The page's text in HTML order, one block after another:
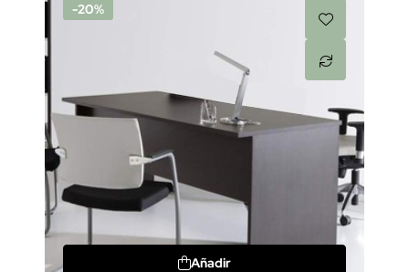
-20%
Añadir